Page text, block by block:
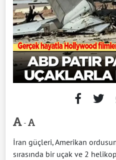
-
İran güçleri, Amerikan
sırasında bir uçak ve 2